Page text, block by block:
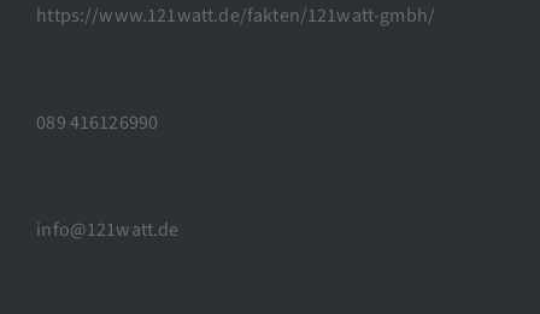
https://www.121watt.de/fakten/121watt-gmbh/
089 416126990
info@121watt.de